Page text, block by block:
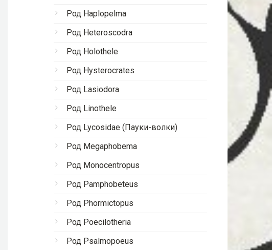
Род Haplopelma
Род Heteroscodra
Род Holothele
Род Hysterocrates
Род Lasiodora
Род Linothele
Род Lycosidae (Пауки-волки)
Род Megaphobema
Род Monocentropus
Род Pamphobeteus
Род Phormictopus
Род Poecilotheria
Род Psalmopoeus